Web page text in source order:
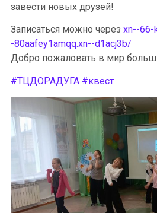
завести новых друзей!
Записаться можно через xn--66-
-80aafey1amqq.xn--d1acj3b/
Добро пожаловать в мир
#ТЦДОРАДУГА #квест